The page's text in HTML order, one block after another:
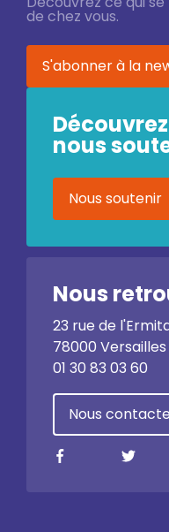
de chez vous.
S'abonner à la
nous
Nous soutenir
Nous
23 rue de
78000 Versailles
01 30 83 03 60
Nous